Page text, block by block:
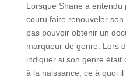
Lorsque Shane a
couru faire renouveler
pas pouvoir obtenir un
marqueur de genre. Lors
indiquer si son genre était
à la naissance, ce à quoi il